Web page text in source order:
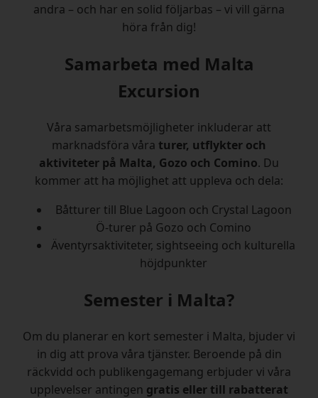
andra – och har en solid följarbas – vi vill gärna
höra från dig!
Samarbeta med Malta
Excursion
Våra samarbetsmöjligheter inkluderar att
marknadsföra våra turer, utflykter och
aktiviteter på Malta, Gozo och Comino. Du
kommer att ha möjlighet att uppleva och dela:
Båtturer till Blue Lagoon och Crystal Lagoon
Ö-turer på Gozo och Comino
Äventyrsaktiviteter, sightseeing och kulturella
höjdpunkter
Semester i Malta?
Om du planerar en kort semester i Malta, bjuder vi
in dig att prova våra tjänster. Beroende på din
räckvidd och publikengagemang erbjuder vi våra
upplevelser antingen gratis eller till rabatterat